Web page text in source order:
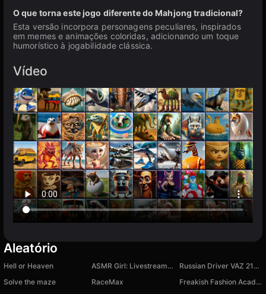
O que torna este jogo diferente do Mahjong tradicional?
Esta versão incorpora personagens peculiares, inspirados
em memes e animações coloridas, adicionando um toque
humorístico à jogabilidade clássica.
Vídeo
Aleatório
Hell or Heaven ASMR Girl: Livestream Mukbang
Russian Driver VAZ 2108
Solve the maze
RaceMax
Freakish Fashion Academy